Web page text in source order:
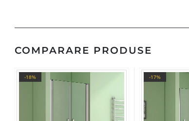
COMPARARE PRODUSE
-18% -17%